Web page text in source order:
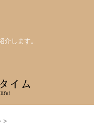
します。
>